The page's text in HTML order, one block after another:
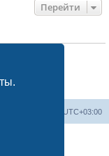
Перейти
UTC+03:00
phpBB Limited